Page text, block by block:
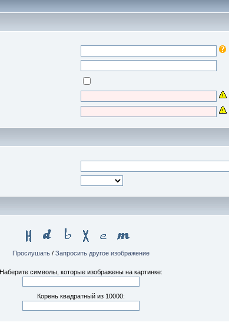
Прослушать/ Запросить другое изображение
Наберите символы, которые изображены на картинке:
Корень квадратный из 10000: